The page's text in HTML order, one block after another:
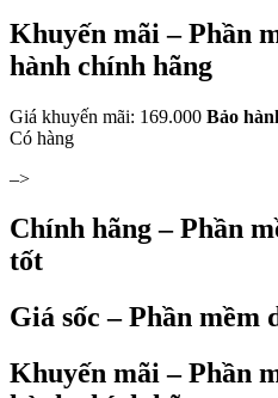
Khuyến mãi – Phần
hành chính hãng
Giá khuyến mãi: 169.000 Bảo
Có hàng
–>
Chính hãng – Phần
tốt
Giá sốc – Phần mềm
Khuyến mãi – Phần